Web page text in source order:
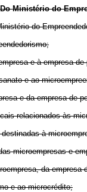
DoMinistério do
do
e à empresa de
e ao
e da empresa de
relacionados às
à
microempresas e
da
e ao microcrédito;